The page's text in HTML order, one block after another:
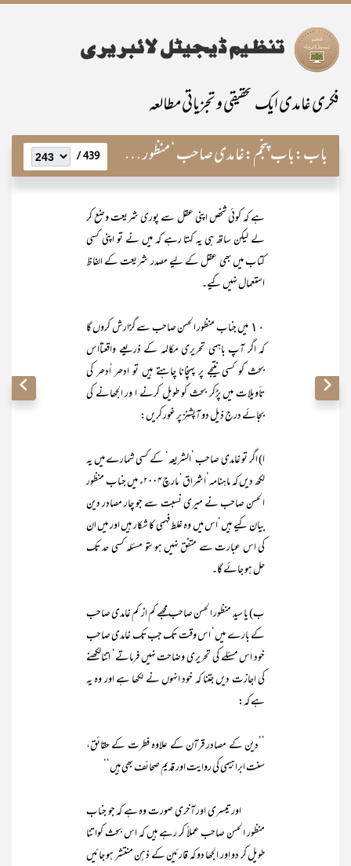
فکری غامدی ایک تحقیقی و تجزیاتی مطالعہ
باب:باب پنجم:غامدی صاحب ‘ منظور صاحب اور مصادر شریعت 439 /
ہے کہ کوئی شخص اپنی عقل سے پوری شریعت وضع کر
لے لیکن ساتھ ہی یہ کہتا رہے کہ میں نے تو اپنی کسی
کتاب میں بھی عقل کے لیے مصدر شریعت کے الفاظ
استعمال نہیں کیے۔
١٠ میں جناب منظور الحسن صاحب سے گزارش کروں گا
کہ اگر آپ باہمی تحریری مکالمہ کے ذریعے واقعتاًاس
بحث کو کسی نتیجے پر پہنچانا چاہتے ہیں تو ادھر اُدھر کی
تأویلات میں پڑکر بحث کو طویل کرنے ا ور الجھانے کی
بجائے درج ذیل دو آپشنز پر غور کریں:
ا) اگر تو غامدی صاحب ’الشریعہ‘ کے کسی شمارے میں یہ
لکھ دیں کہ ماہنامہ’اشراق‘ مارچ۲۰۰۴ء میں جناب منظور
الحسن صاحب نے میری نسبت سے جو چار مصادر دین
بیان کیے ہیں‘اس میں وہ غلط فہمی کا شکار ہیں اور میں ان
کی اس عبارت سے متفق نہیں ہوںتو مسئلہ کسی حد تک
حل ہو جائے گا۔
ب) یا سید منظور الحسن صاحب مجھے کم از کم غامدی صاحب
کے بارے میں‘ اس وقت تک جب تک غامدی صاحب
خود اس مسئلے کی تحریری وضاحت نہیں فرماتے‘ اتنالکھنے
کی اجازت دیں جتنا کہ خود انہوں نے لکھا ہے اور وہ یہ
ہے کہ:
’’دین کے مصادر قرآن کے علاوہ فطرت کے حقائق،
سنت ابراہیمی کی روایت اور قدیم صحائف بھی ہیں‘‘
اورتیسری اور آخری صورت وہ ہے کہ جو جناب
منظور الحسن صاحب عملاً کر رہے ہیں کہ اس بحث کوا تنا
طویل کر دو اور الجھا دو کہ قارئین کے ذہن منتشر ہو جائیں